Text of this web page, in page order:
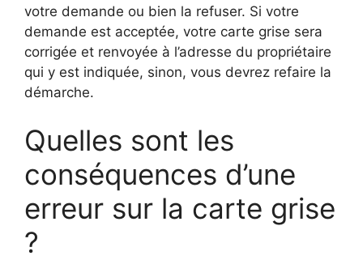
votre demande ou bien la refuser. Si votre
demande est acceptée, votre carte grise sera
corrigée et renvoyée à l’adresse du propriétaire
qui y est indiquée, sinon, vous devrez refaire la
démarche.
Quelles sont les
conséquences d’une
erreur sur la carte grise
?